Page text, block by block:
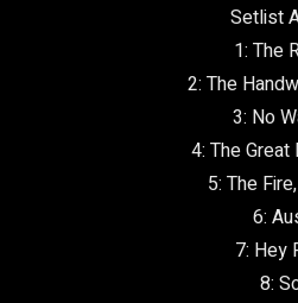
Setlist
1: The
2: The
3: No
4: The
5: The
6:
7: Hey
8: